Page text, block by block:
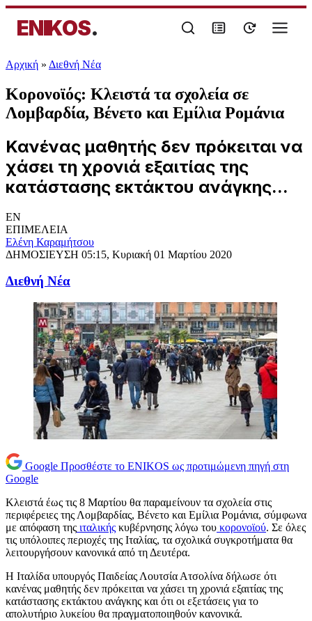
ENIKOS.
Αρχική » Διεθνή Νέα
Κορονοϊός: Κλειστά τα σχολεία σε
Λομβαρδία, Βένετο και Εμίλια Ρομάνια
Κανένας μαθητής δεν πρόκειται να
χάσει τη χρονιά εξαιτίας της
κατάστασης εκτάκτου ανάγκης...
EN
ΕΠΙΜΕΛΕΙΑ
Ελένη Καραμήτσου
ΔΗΜΟΣΙΕΥΣΗ 05:15, Κυριακή 01 Μαρτίου 2020
Διεθνή Νέα
Google Προσθέστε το ENIKOS ως προτιμώμενη πηγή στη
Google
Κλειστά έως τις 8 Μαρτίου θα παραμείνουν τα σχολεία στις
περιφέρειες της Λομβαρδίας, Βένετο και Εμίλια Ρομάνια, σύμφωνα
με απόφαση της ιταλικής κυβέρνησης λόγω του κορονοϊού. Σε όλες
τις υπόλοιπες περιοχές της Ιταλίας, τα σχολικά συγκροτήματα θα
λειτουργήσουν κανονικά από τη Δευτέρα.
Η Ιταλίδα υπουργός Παιδείας Λουτσία Ατσολίνα δήλωσε ότι
κανένας μαθητής δεν πρόκειται να χάσει τη χρονιά εξαιτίας της
κατάστασης εκτάκτου ανάγκης και ότι οι εξετάσεις για το
απολυτήριο λυκείου θα πραγματοποιηθούν κανονικά.